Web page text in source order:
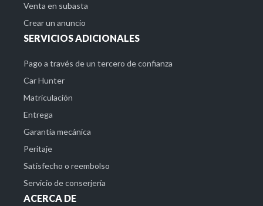
Venta en subasta
Crear un anuncio
SERVICIOS ADICIONALES
Pago a través de un tercero de confianza
Car Hunter
Matriculación
Entrega
Garantía mecánica
Peritaje
Satisfecho o reembolso
Servicio de conserjería
ACERCA DE